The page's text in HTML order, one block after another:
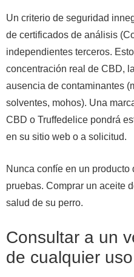
Un criterio de seguridad
de certificados de análisis
independientes terceros.
concentración real de CBD,
ausencia de contaminantes
solventes, mohos). Una
CBD o Truffedelice pondrá
en su sitio web o a solicitud.
Nunca confíe en un
pruebas. Comprar un aceite
salud de su perro.
Consultar a un
de cualquier